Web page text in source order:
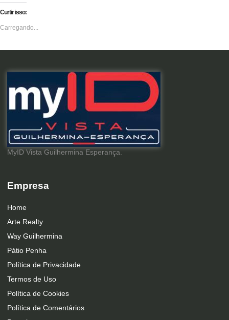
Curtir isso:
Carregando...
MyID Vista Guilhermina Esperança.
Empresa
Home
Arte Realty
Way Guilhermina
Pátio Penha
Política de Privacidade
Termos de Uso
Política de Cookies
Política de Comentários